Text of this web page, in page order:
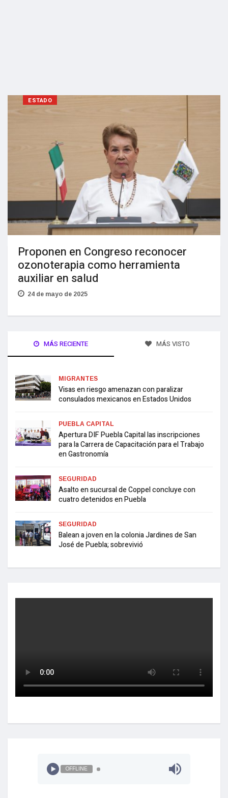
ESTADO
Proponen en Congreso reconocer
ozonoterapia como herramienta
auxiliar en salud
24 de mayo de 2025
MÁS RECIENTE MÁS VISTO
MIGRANTES
Visas en riesgo amenazan con paralizar
consulados mexicanos en Estados Unidos
PUEBLA CAPITAL
Apertura DIF Puebla Capital las inscripciones
para la Carrera de Capacitación para el Trabajo
en Gastronomía
SEGURIDAD
Asalto en sucursal de Coppel concluye con
cuatro detenidos en Puebla
SEGURIDAD
Balean a joven en la colonia Jardines de San
José de Puebla; sobrevivió
OFFLINE